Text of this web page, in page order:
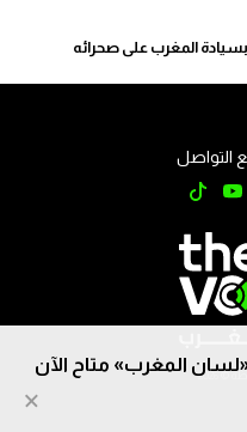
المغرب على صحرائه
المغرب» متاح الآن
×
التواصل
2026